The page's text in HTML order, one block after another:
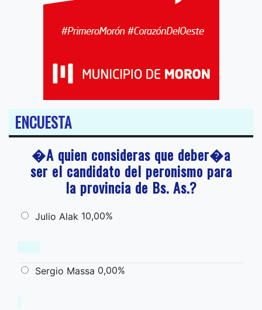
ENCUESTA
�A quien consideras que deber�a
ser el candidato del peronismo para
la provincia de Bs. As.?
Julio Alak 10,00%
Sergio Massa 0,00%